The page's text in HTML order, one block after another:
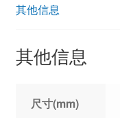
其他信息
其他信息
尺寸(mm)